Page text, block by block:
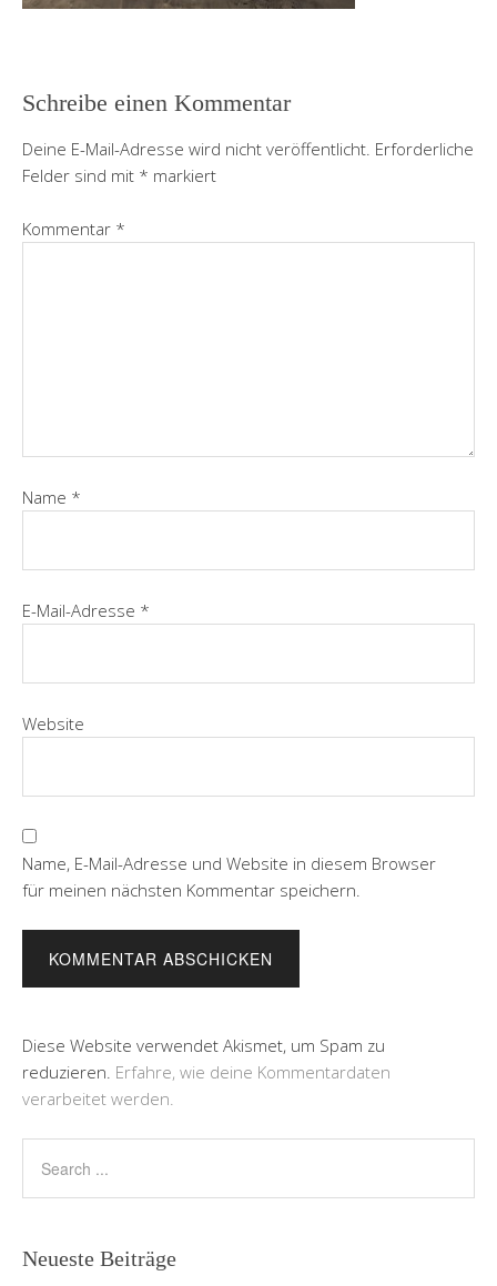
Schreibe einen Kommentar
Deine E-Mail-Adresse wird nicht veröffentlicht. Erforderliche
Felder sind mit * markiert
Kommentar *
Name *
E-Mail-Adresse *
Website
Name, E-Mail-Adresse und Website in diesem Browser
für meinen nächsten Kommentar speichern.
Diese Website verwendet Akismet, um Spam zu
reduzieren. Erfahre, wie deine Kommentardaten
verarbeitet werden.
Neueste Beiträge